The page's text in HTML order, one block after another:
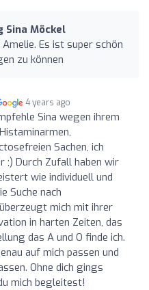
Sina Möckel
Es ist super schön
zu können
4 years ago
Sina wegen ihrem
Sachen, ich
;) Durch Zufall haben wir
wie individuell und
Suche nach
mich mit ihrer
in harten Zeiten, das
das A und O finde ich.
auf mich passen und
Ohne dich gings
mich begleitest!